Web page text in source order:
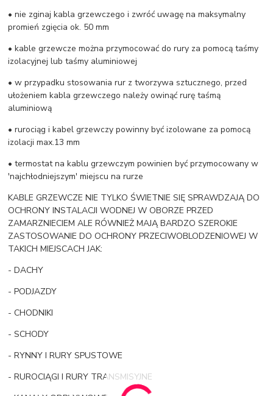
• nie zginaj kabla grzewczego i zwróć uwagę na maksymalny
promień zgięcia ok. 50 mm
• kable grzewcze można przymocować do rury za pomocą taśmy
izolacyjnej lub taśmy aluminiowej
• w przypadku stosowania rur z tworzywa sztucznego, przed
ułożeniem kabla grzewczego należy owinąć rurę taśmą
aluminiową
• rurociąg i kabel grzewczy powinny być izolowane za pomocą
izolacji max.13 mm
• termostat na kablu grzewczym powinien być przymocowany w
'najchłodniejszym' miejscu na rurze
KABLE GRZEWCZE NIE TYLKO ŚWIETNIE SIĘ SPRAWDZAJĄ DO
OCHRONY INSTALACJI WODNEJ W OBORZE PRZED
ZAMARZNIECIEM ALE RÓWNIEŻ MAJĄ BARDZO SZEROKIE
ZASTOSOWANIE DO OCHRONY PRZECIWOBLODZENIOWEJ W
TAKICH MIEJSCACH JAK:
- DACHY
- PODJAZDY
- CHODNIKI
- SCHODY
- RYNNY I RURY SPUSTOWE
- RUROCIĄGI I RURY TRANSMISYJNE